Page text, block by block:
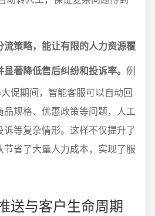
策略，能让有限的人力资源覆
著降低售后纠纷和投诉率。 例
促期间，智能客服可以自动回
品规格、优惠政策等问题，人工
等复杂情形。这样不仅提升了
省了大量人力成本，实现了服
送与客户生命周期